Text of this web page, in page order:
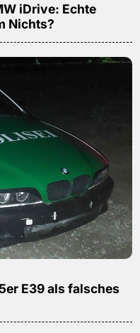
iDrive: Echte
Nichts?
E39 als falsches